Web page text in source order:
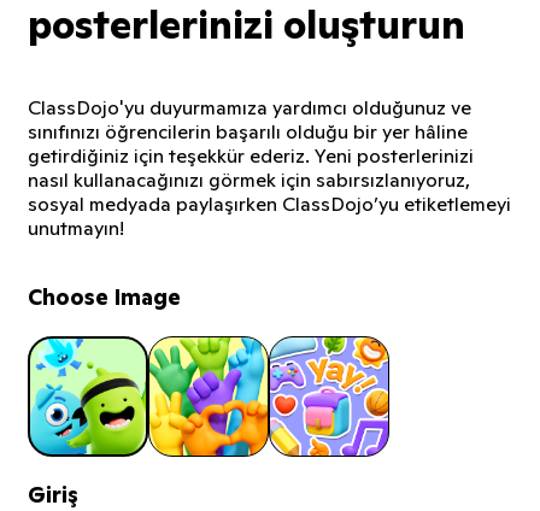
posterlerinizi oluşturun
ClassDojo'yu duyurmamıza yardımcı olduğunuz ve
sınıfınızı öğrencilerin başarılı olduğu bir yer hâline
getirdiğiniz için teşekkür ederiz. Yeni posterlerinizi
nasıl kullanacağınızı görmek için sabırsızlanıyoruz,
sosyal medyada paylaşırken ClassDojo’yu etiketlemeyi
unutmayın!
Choose Image
Giriş